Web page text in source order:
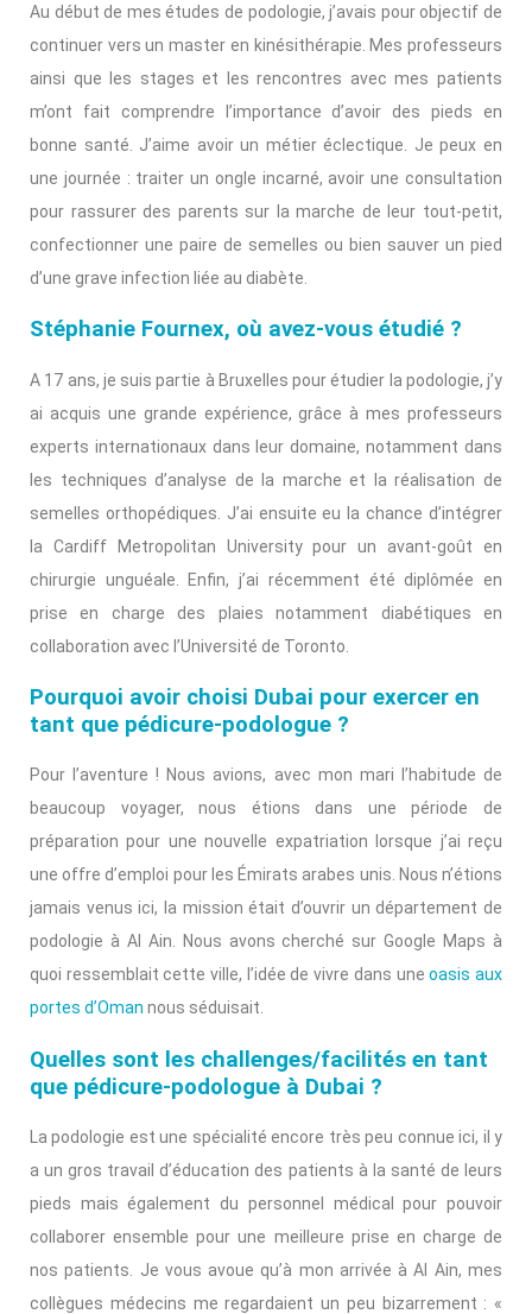
Au début de mes études de podologie, j’avais pour objectif de
continuer vers un master en kinésithérapie. Mes professeurs
ainsi que les stages et les rencontres avec mes patients
m’ont fait comprendre l’importance d’avoir des pieds en
bonne santé. J’aime avoir un métier éclectique. Je peux en
une journée : traiter un ongle incarné, avoir une consultation
pour rassurer des parents sur la marche de leur tout-petit,
confectionner une paire de semelles ou bien sauver un pied
d’une grave infection liée au diabète.
Stéphanie Fournex, où avez-vous étudié ?
A 17 ans, je suis partie à Bruxelles pour étudier la podologie, j’y
ai acquis une grande expérience, grâce à mes professeurs
experts internationaux dans leur domaine, notamment dans
les techniques d’analyse de la marche et la réalisation de
semelles orthopédiques. J’ai ensuite eu la chance d’intégrer
la Cardiff Metropolitan University pour un avant-goût en
chirurgie unguéale. Enfin, j’ai récemment été diplômée en
prise en charge des plaies notamment diabétiques en
collaboration avec l’Université de Toronto.
Pourquoi avoir choisi Dubai pour exercer en
tant que pédicure-podologue ?
Pour l’aventure ! Nous avions, avec mon mari l’habitude de
beaucoup voyager, nous étions dans une période de
préparation pour une nouvelle expatriation lorsque j’ai reçu
une offre d’emploi pour les Émirats arabes unis. Nous n’étions
jamais venus ici, la mission était d’ouvrir un département de
podologie à Al Ain. Nous avons cherché sur Google Maps à
quoi ressemblait cette ville, l’idée de vivre dans uneoasis aux
portes d’Oman nous séduisait.
Quelles sont les challenges/facilités en tant
que pédicure-podologue à Dubai ?
La podologie est une spécialité encore très peu connue ici, il y
a un gros travail d’éducation des patients à la santé de leurs
pieds mais également du personnel médical pour pouvoir
collaborer ensemble pour une meilleure prise en charge de
nos patients. Je vous avoue qu’à mon arrivée à Al Ain, mes
collègues médecins me regardaient un peu bizarrement : «